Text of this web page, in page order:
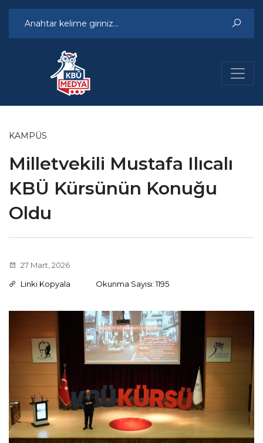
KAMPÜS
Milletvekili Mustafa Ilıcalı
KBÜ Kürsünün Konuğu
Oldu
27 Mart, 2026
Linki Kopyala
Okunma Sayısı: 1195